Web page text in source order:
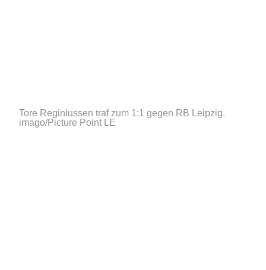
Tore Reginiussen traf zum 1:1 gegen RB Leipzig.
imago/Picture Point LE